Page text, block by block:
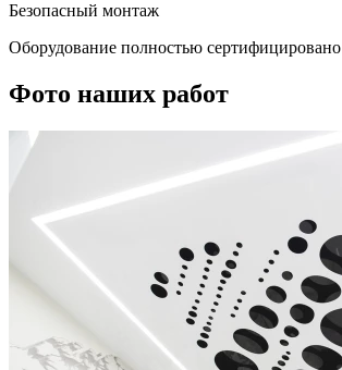
Безопасный монтаж
Оборудование полностью сертифицировано
Фото наших работ